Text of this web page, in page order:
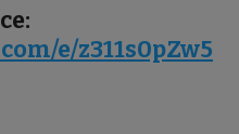
e/z311s0pZw5